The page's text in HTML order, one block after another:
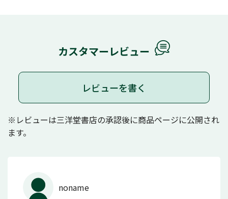
カスタマーレビュー
レビューを書く
※レビューは三洋堂書店の承認後に商品ページに公開され
ます。
noname